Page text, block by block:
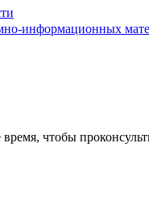
информационных
чтобы